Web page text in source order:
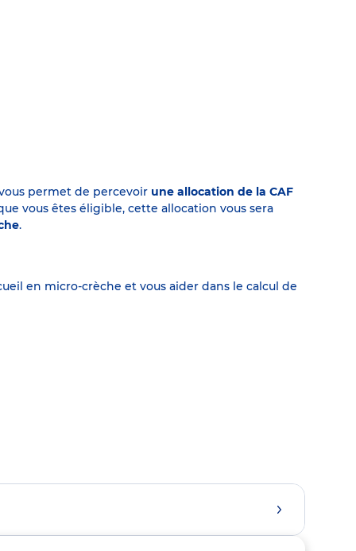
permet de percevoir une allocation de la CAF
vous êtes éligible, cette allocation vous sera
.
en micro-crèche et vous aider dans le calcul de